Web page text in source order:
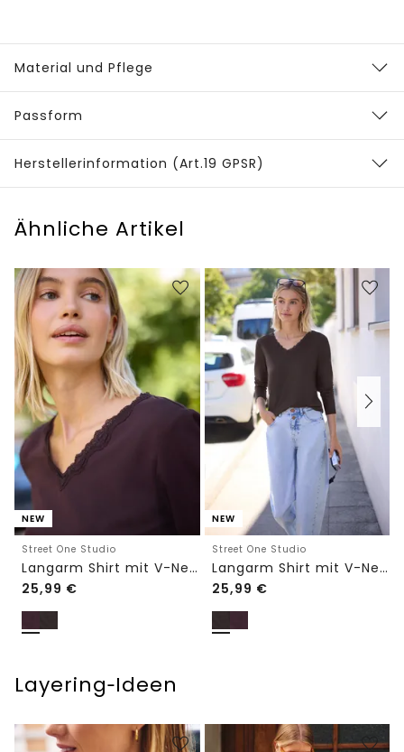
Material und Pflege
Passform
Herstellerinformation (Art.19 GPSR)
Ähnliche Artikel
NEW
Street One Studio
Langarm Shirt mit V-Neck und Spitze
25,99 €
NEW
Street One Studio
Langarm Shirt mit V-Neck und Spitze
25,99 €
Layering‑Ideen